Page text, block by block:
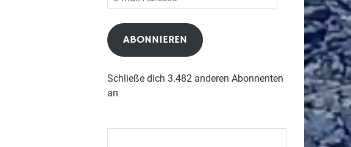
Mail-
Adresse
ABONNIEREN
Schließe dich 3.482 anderen Abonnenten
an